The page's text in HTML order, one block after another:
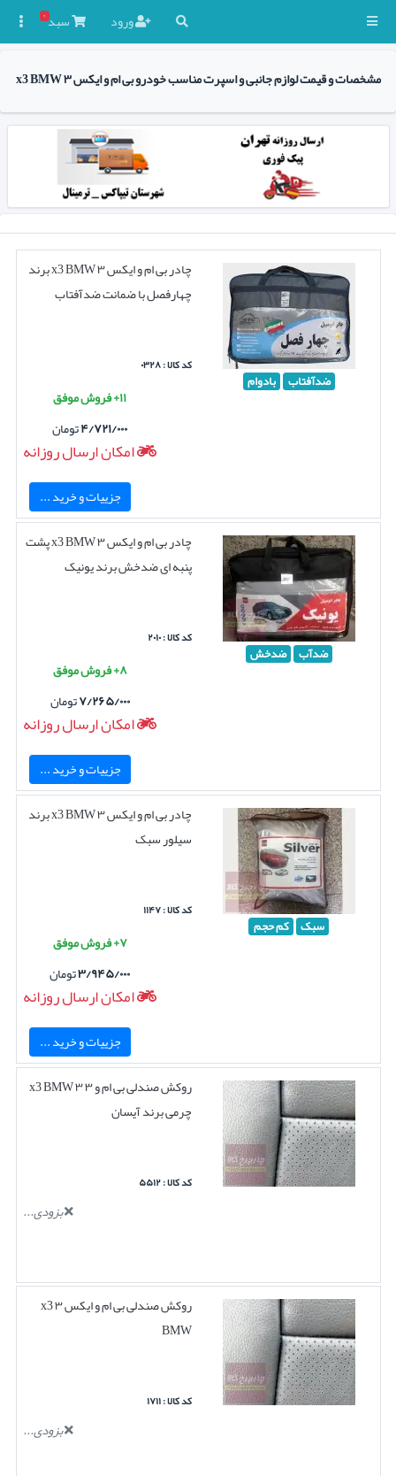
ورود سبد۰
مشخصات و قیمت لوازم جانبی و اسپرت مناسب خودرو بی ام و ایکس ۳ x3 BMW
ضدآفتاب بادوام
چادر بی ام و ایکس ۳ x3 BMW برند
چهارفصل با ضمانت ضدآفتاب
کد کالا : ۰۳۲۸
۱۱+ فروش موفق
۴/۷۲۱/۰۰۰تومان
امکان ارسال روزانه
جزییات و خرید ...
ضدآب ضدخش
چادر بی ام و ایکس ۳ x3 BMW پشت
پنبه ای ضدخش برند یونیک
کد کالا : ۲۰۱۰
۸+ فروش موفق
۷/۲۶۵/۰۰۰تومان
امکان ارسال روزانه
جزییات و خرید ...
سبک کم حجم
چادر بی ام و ایکس ۳ x3 BMW برند
سیلور سبک
کد کالا : ۱۱۴۷
۷+ فروش موفق
۳/۹۴۵/۰۰۰تومان
امکان ارسال روزانه
جزییات و خرید ...
روکش صندلی بی ام و ۳ ۳ x3 BMW
چرمی برند آیسان
کد کالا : ۵۵۱۲
بزودی...
روکش صندلی بی ام و ایکس ۳ x3
BMW
کد کالا : ۱۷۱۱
بزودی...